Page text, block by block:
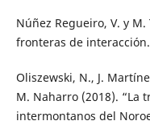
Núñez Regueiro, V. y
fronteras de
Oliszewski, N., J.
M. Naharro (2018). “La
intermontanos del